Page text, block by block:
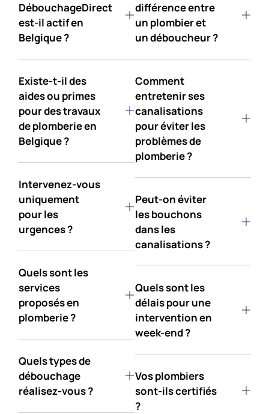
DébouchageDirect
est-il actif en
Belgique ?
Existe-t-il des
aides ou primes
pour des travaux
de plomberie en
Belgique ?
Intervenez-vous
uniquement
pour les
urgences ?
Quels sont les
services
proposés en
plomberie ?
Quels types de
débouchage
réalisez-vous ?
différence entre
un plombier et
un déboucheur ?
Comment
entretenir ses
canalisations
pour éviter les
problèmes de
plomberie ?
Peut-on éviter
les bouchons
dans les
canalisations ?
Quels sont les
délais pour une
intervention en
week-end ?
Vos plombiers
sont-ils certifiés
?